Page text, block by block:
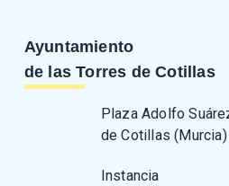
Ayuntamiento
de las Torres de Cotillas
Plaza Adolfo
de Cotillas (Murcia)
Instancia